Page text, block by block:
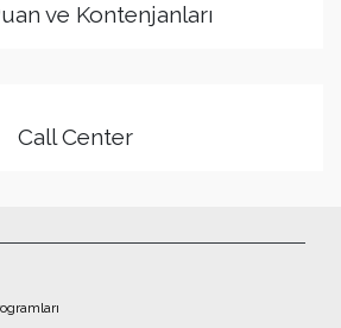
ve Kontenjanları
Call Center